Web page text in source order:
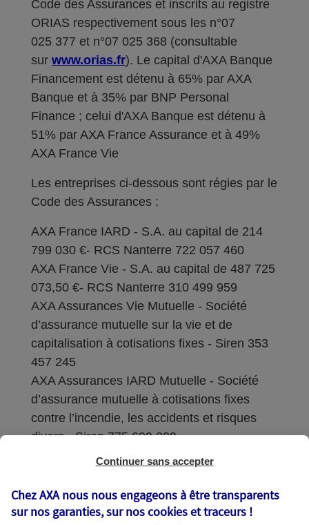
Code des Assurances et inscrits au registre
ORIAS respectivement sous les n°07
025 377 et n°07 025 368 (consultable
sur www.orias.fr). Le capital d'AXA Banque
Financement est détenu à 65% par AXA
Banque et à 35% par BNP Personal
Finance ; celui d'AXA Banque est détenu à
51% par AXA France Assurance et à 49%
AXA France Vie
Les entreprises ci-dessous sont régies par le
Code des Assurances :
AXA France IARD - S.A. au capital de 214
799 030 €- RCS Nanterre 722 057 460
AXA France Vie - S.A. au capital de 487 725
073,50 €- RCS Nanterre 310 499 959
AXA Assurances Vie Mutuelle - Société
d’assurance mutuelle sur la vie et de
capitalisation à cotisations fixes - Siren 353
457 245
AXA Assurances IARD Mutuelle - Société
d’assurance mutuelle à cotisations fixes
contre l’incendie, les accidents et risques
divers - Siren 775 699 309
Sièges sociaux : 313 Terrasses de l’Arche –
Coordonnées de l'Autorité de contrôle
Continuer sans accepter
Chez AXA nous nous engageons à être transparents
sur nos garanties, sur noscookies et traceurs !